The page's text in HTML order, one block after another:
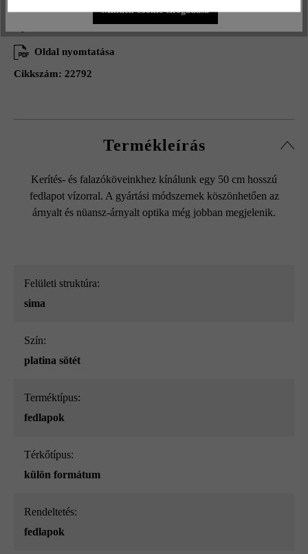
Hozzáadás a kívánságlistához
Oldal nyomtatása
Cikkszám: 22792
Termékleírás
Kerítés- és falazóköveinkhez kínálunk egy 50 cm hosszú
fedlapot vízorral. A gyártási módszernek köszönhetően az
árnyalt és nüansz-árnyalt optika még jobban megjelenik.
Felületi struktúra:
sima
Szín:
platina sötét
Terméktípus:
fedlapok
Térkőtípus:
külön formátum
Rendeltetés:
fedlapok
Minden cookie elfogadása